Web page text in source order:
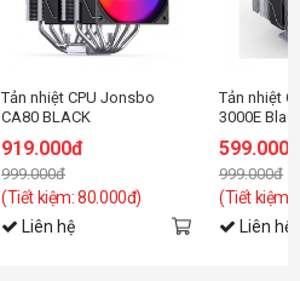
Tản nhiệt CPU Jonsbo
CA80 BLACK
919.000đ
999.000đ
(Tiết kiệm: 80.000đ)
Liên hệ
Tản nhiệt
3000E
599.000đ
999.000đ
(Tiết kiệm:
Liên hệ